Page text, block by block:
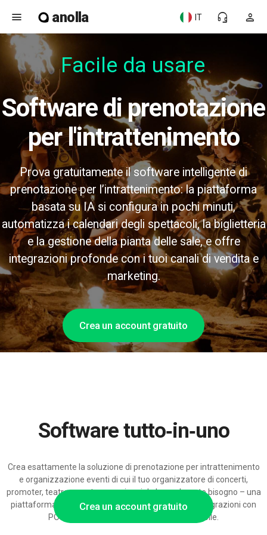
menu anolla person
headset_mic
IT
Facile da usare
Software di prenotazione
per l'intrattenimento
Prova gratuitamente il software intelligente di
prenotazione per l’intrattenimento: la piattaforma
basata su IA si configura in pochi minuti,
automatizza i calendari degli spettacoli, la biglietteria
e la gestione della pianta delle sale, e offre
integrazioni profonde con i tuoi canali di vendita e
marketing.
Crea un account gratuito
Crea un account gratuito
Software tutto‑in‑uno
Crea esattamente la soluzione di prenotazione per intrattenimento
e organizzazione eventi di cui il tuo organizzatore di concerti,
promoter, teatro o centro esperienziale ha realmente bisogno – una
piattaforma modulare con impostazioni flessibili, integrazioni con
POS e vendita biglietti e supporto AI scalabile.